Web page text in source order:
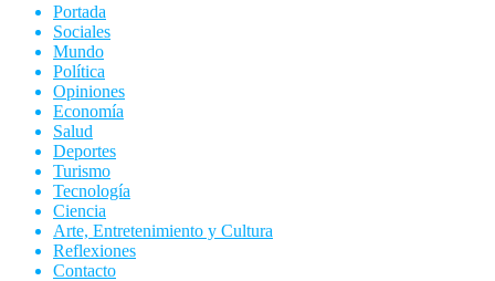
Portada
Sociales
Mundo
Política
Opiniones
Economía
Salud
Deportes
Turismo
Tecnología
Ciencia
Arte, Entretenimiento y Cultura
Reflexiones
Contacto